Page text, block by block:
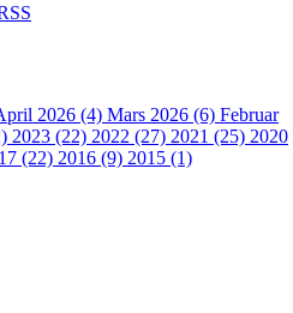
2026 (4) Mars 2026 (6) Februar
2023 (22) 2022 (27) 2021 (25) 2020
(22) 2016 (9) 2015 (1)